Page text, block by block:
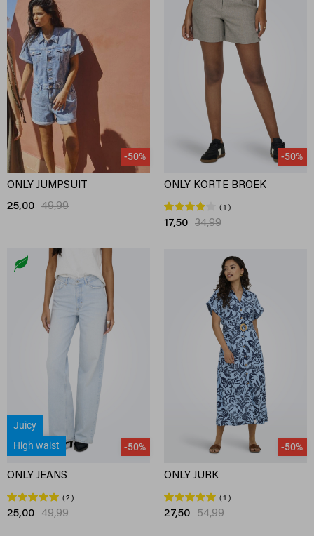
-50%
ONLY JUMPSUIT
25,00 49,99
-50%
ONLY KORTE BROEK
1
17,50 34,99
Juicy
High waist
-50%
ONLY JEANS
2
25,00 49,99
-50%
ONLY JURK
1
27,50 54,99